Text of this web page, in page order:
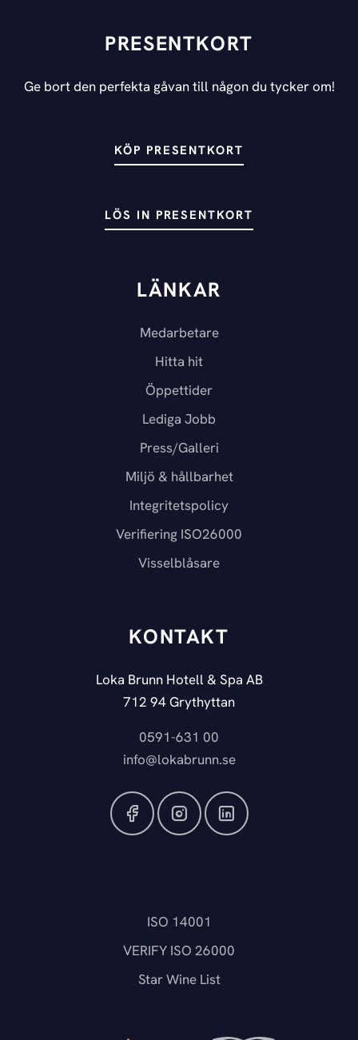
PRESENTKORT
Ge bort den perfekta gåvan till någon du tycker om!
KÖP PRESENTKORT
LÖS IN PRESENTKORT
LÄNKAR
Medarbetare
Hitta hit
Öppettider
Lediga Jobb
Press/Galleri
Miljö & hållbarhet
Integritetspolicy
Verifiering ISO26000
Visselblåsare
KONTAKT
Loka Brunn Hotell & Spa AB
712 94 Grythyttan
0591-631 00
info@lokabrunn.se
ISO 14001
VERIFY ISO 26000
Star Wine List